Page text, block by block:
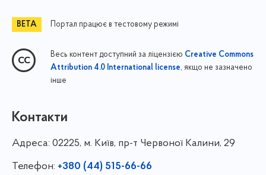
Портал працює в тестовому режимі
Весь контент доступний за ліцензією Creative Commons
Attribution 4.0 International license, якщо не зазначено
інше
Контакти
Адреса: 02225, м. Київ, пр-т Червоної Калини, 29
Телефон: +380 (44) 515-66-66